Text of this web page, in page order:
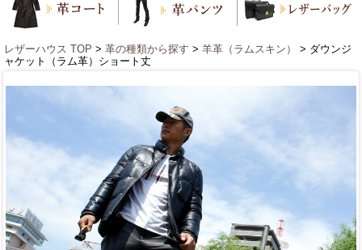
レザーハウス TOP > 革の種類から探す > 羊革（ラムスキン）
> ダウンジ
ャケット（ラム革）ショート丈